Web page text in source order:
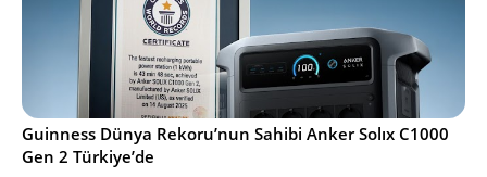
Guinness Dünya Rekoru’nun Sahibi Anker Solıx C1000
Gen 2 Türkiye’de